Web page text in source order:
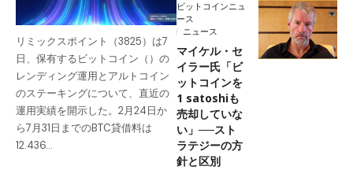
リミックスポイント（3825）は7
日、保有するビットコイン（）の
レンディング運用とアルトコイン
のステーキングについて、直近の
運用実績を開示した。2月24日か
ら7月31日までのBTC貸借料は
12.436…
ビットコインニュ
ース
ニュース
マイケル・セ
イラー氏「ビ
ットコインを
1 satoshiも
売却していな
い」──スト
ラテジーの方
針と区別